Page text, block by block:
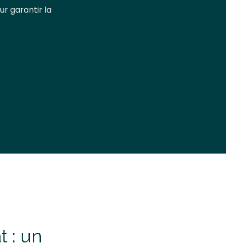
garantir la
: un